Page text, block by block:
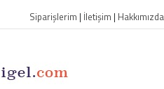
Siparişlerim | İletişim | Hakkımızda